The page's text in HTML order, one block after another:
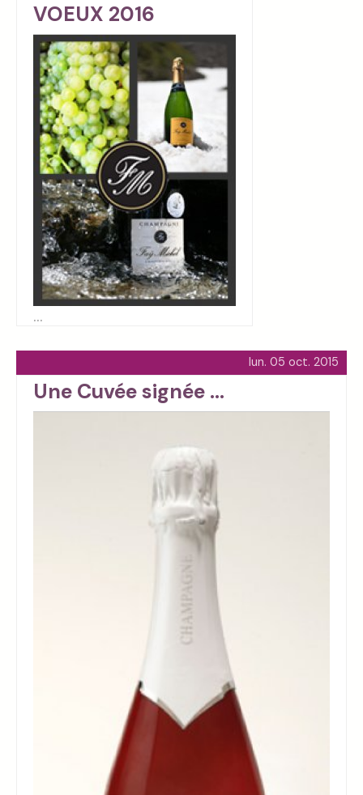
VOEUX 2016
...
lun. 05 oct. 2015
Une Cuvée signée ...